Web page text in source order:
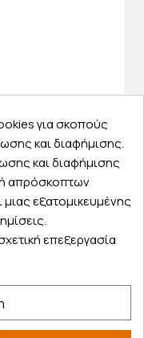
300ml 12m
για σκοπούς
και διαφήμισης.
και διαφήμισης
απρόσκοπτων
μιας εξατομικευμένης
επεξεργασία